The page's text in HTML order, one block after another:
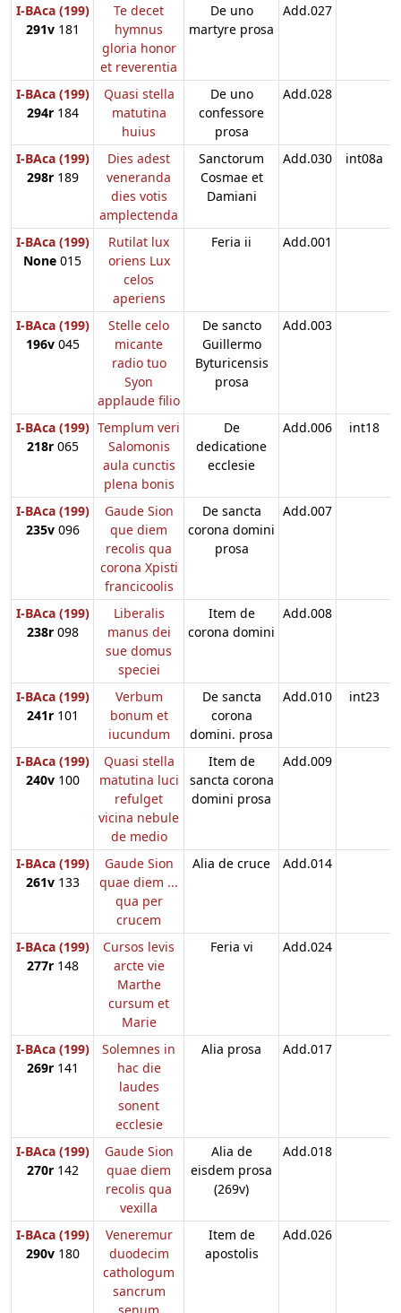
I-BAca (199)
291v181
Te decet
hymnus
gloria honor
et reverentia
De uno
martyre prosa
Add.027
I-BAca (199)
294r184
Quasi stella
matutina
huius
De uno
confessore
prosa
Add.028
I-BAca (199)
298r189
Dies adest
veneranda
dies votis
amplectenda
Sanctorum
Cosmae et
Damiani
Add.030 int08a
I-BAca (199)
None 015
Rutilat lux
oriens Lux
celos
aperiens
Feria ii Add.001
I-BAca (199)
196v045
Stelle celo
micante
radio tuo
Syon
applaude filio
De sancto
Guillermo
Byturicensis
prosa
Add.003
I-BAca (199)
218r065
Templum veri
Salomonis
aula cunctis
plena bonis
De
dedicatione
ecclesie
Add.006 int18
I-BAca (199)
235v096
Gaude Sion
que diem
recolis qua
corona Xpisti
francicoolis
De sancta
corona domini
prosa
Add.007
I-BAca (199)
238r098
Liberalis
manus dei
sue domus
speciei
Item de
corona domini
Add.008
I-BAca (199)
241r101
Verbum
bonum et
iucundum
De sancta
corona
domini. prosa
Add.010 int23
I-BAca (199)
240v100
Quasi stella
matutina luci
refulget
vicina nebule
de medio
Item de
sancta corona
domini prosa
Add.009
I-BAca (199)
261v133
Gaude Sion
quae diem ...
qua per
crucem
Alia de cruce Add.014
I-BAca (199)
277r148
Cursos levis
arcte vie
Marthe
cursum et
Marie
Feria vi Add.024
I-BAca (199)
269r141
Solemnes in
hac die
laudes
sonent
ecclesie
Alia prosa Add.017
I-BAca (199)
270r142
Gaude Sion
quae diem
recolis qua
vexilla
Alia de
eisdem prosa
(269v)
Add.018
I-BAca (199)
290v180
Veneremur
duodecim
cathologum
sancrum
Item de
apostolis
Add.026